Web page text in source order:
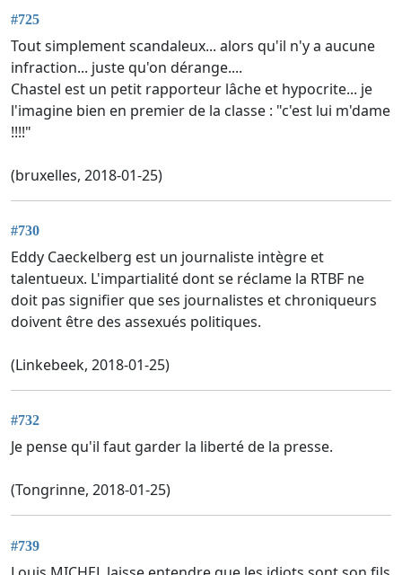
#725
Tout simplement scandaleux... alors qu'il n'y a aucune
infraction... juste qu'on dérange....
Chastel est un petit rapporteur lâche et hypocrite... je
l'imagine bien en premier de la classe : "c'est lui m'dame
!!!!"
(bruxelles, 2018-01-25)
#730
Eddy Caeckelberg est un journaliste intègre et
talentueux. L'impartialité dont se réclame la RTBF ne
doit pas signifier que ses journalistes et chroniqueurs
doivent être des assexués politiques.
(Linkebeek, 2018-01-25)
#732
Je pense qu'il faut garder la liberté de la presse.
(Tongrinne, 2018-01-25)
#739